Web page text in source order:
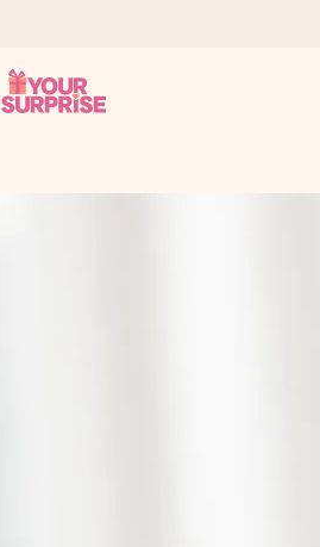
l’offrir au bon moment, quand
(total de tous les pays où nous
qui touche le cœur. Sans